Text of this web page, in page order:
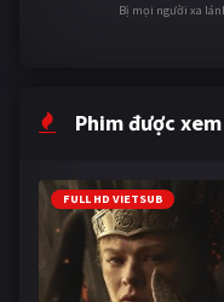
Bị mọi người xa
Phim được
FULL HD VIETSUB